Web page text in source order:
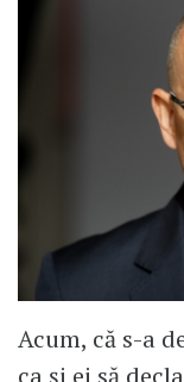
Acum, că s-a
ca și ei să